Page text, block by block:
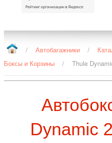
/ Автобагажники /
Боксы и Корзины
/ Thule
Dynamic